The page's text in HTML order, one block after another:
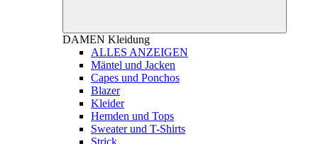
DAMEN Kleidung
ALLES ANZEIGEN
Mäntel und Jacken
Capes und Ponchos
Blazer
Kleider
Hemden und Tops
Sweater und T-Shirts
Strick